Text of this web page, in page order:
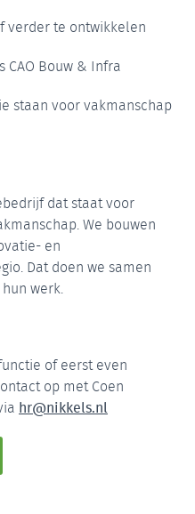
verder te ontwikkelen
CAO Bouw & Infra
staan voor vakmanschap
dat staat voor
We bouwen
en
Dat doen we samen
werk.
of eerst even
op met Coen
hr@nikkels.nl